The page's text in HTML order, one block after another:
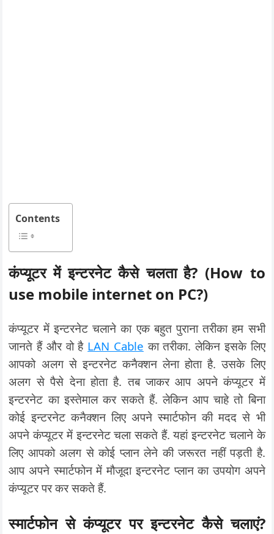
Contents
कंप्यूटर में इन्टरनेट कैसे चलता है? (How to
use mobile internet on PC?)
कंप्यूटर में इन्टरनेट चलाने का एक बहुत पुराना तरीका हम सभी
जानते हैं और वो है LAN Cable का तरीका. लेकिन इसके लिए
आपको अलग से इन्टरनेट कनैक्शन लेना होता है. उसके लिए
अलग से पैसे देना होता है. तब जाकर आप अपने कंप्यूटर में
इन्टरनेट का इस्तेमाल कर सकते हैं. लेकिन आप चाहे तो बिना
कोई इन्टरनेट कनैक्शन लिए अपने स्मार्टफोन की मदद से भी
अपने कंप्यूटर में इन्टरनेट चला सकते हैं. यहां इन्टरनेट चलाने के
लिए आपको अलग से कोई प्लान लेने की जरूरत नहीं पड़ती है.
आप अपने स्मार्टफोन में मौजूदा इन्टरनेट प्लान का उपयोग अपने
कंप्यूटर पर कर सकते हैं.
स्मार्टफोन से कंप्यूटर पर इन्टरनेट कैसे चलाएं?